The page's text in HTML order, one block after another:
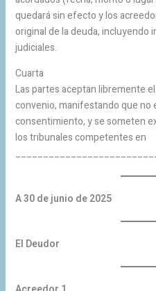
quedará sin efecto y los
original de la deuda, incluyendo
judiciales.
Cuarta
Las partes aceptan libremente
convenio, manifestando que no
consentimiento, y se someten
los tribunales competentes en
A 30 de junio de 2025
El Deudor